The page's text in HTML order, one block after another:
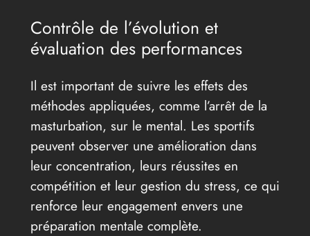
Contrôle de l’évolution et
évaluation des performances
Il est important de suivre les effets des
méthodes appliquées, comme l’arrêt de la
masturbation, sur le mental. Les sportifs
peuvent observer une amélioration dans
leur concentration, leurs réussites en
compétition et leur gestion du stress, ce qui
renforce leur engagement envers une
préparation mentale complète.